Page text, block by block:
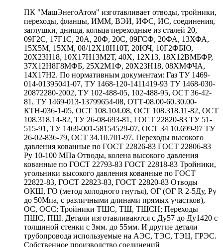
ПК "МашЭнегоАтом" изготавливает отводы, тройники,
переходы, фланцы, ИММ, ВЭИ, ИФС, ИС, соединения,
заглушки, днища, кольца переходные из сталей 20,
09Г2С, 17Г1С, 20А, 20Ф, 20С, 09ГСФ, 20ФА, 13ХФА,
15Х5М, 15ХМ, 08/12Х18Н10Т, 20ЮЧ, 10Г2ФБЮ,
20Х23Н18, 10Х17Н13М2Т, 40Х, 12Х13, 18Х12ВМБФР,
37Х12Н8Г8МФБ, 25Х2М1Ф, 20Х23Н18, 08ХМФЧА,
14Х17Н2. По нормативным документам: Газ ТУ 1469-
014-01395041-07, ТУ 1468-120-1411419-93 ТУ 1468-030-
20872280-2002, ТУ 102-488-05, 102-488-95, ОСТ 36-42-
81, ТУ 1469-013-13799654-08, ОТТ-08.00-60.30.00-
КТН-036-1-05, ОСТ 108.104.08, ОСТ 108.318.11-82, ОСТ
108.318.14-82, ТУ 26-08-693-81, ГОСТ 22820-83 ТУ 51-
515-91, ТУ 1469-001-58154529-07, ОСТ 34 10.699-97 ТУ
26-02-836-79, ОСТ 34.10.701-97. Переходы высокого
давления кованные по ГОСТ 22826-83 ГОСТ 22806-83
Ру 10-100 МПа Отводы, колена высокого давления
кованные по ГОСТ 22793-83 ГОСТ 22818-83 Тройники,
угольники высокого давления кованные по ГОСТ
22822-83, ГОСТ 22823-83, ГОСТ 22820-83 Отводы
ОКШ, ГО (метод холодного гнутья), ОГ (ОГ R 2-5Ду, Ру
до 50Мпа, с различными длинами прямых участков),
ОС, ОСС; Тройники ТШС, ТШ, ТШСН; Переходы
ПШС, ПШ. Детали изготавливаются с Ду57 до Ду1420 с
толщиной стенки с 3мм. до 55мм. И другие детали
трубопровода используемые на АЭС, ТЭС, ТЭЦ, ГРЭС.
Собственное производство соединений